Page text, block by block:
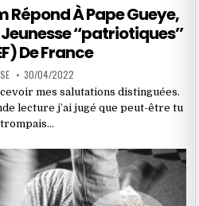
Répond À Pape Gueye,
‘‘patriotiques’’
De France
30/04/2022
mes salutations distinguées.
lecture j’ai jugé que peut-être tu